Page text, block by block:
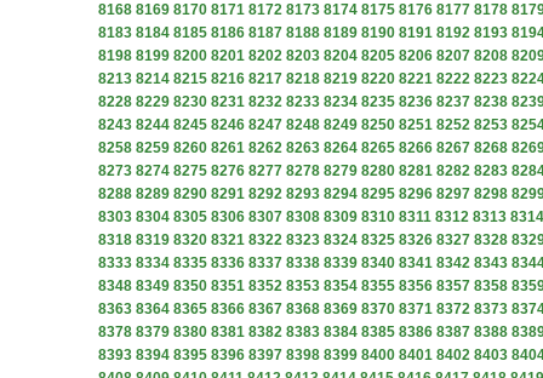
8168 8169 8170 8171 8172 8173 8174 8175 8176 8177 8178
8183 8184 8185 8186 8187 8188 8189 8190 8191 8192 8193
8198 8199 8200 8201 8202 8203 8204 8205 8206 8207 8208
8213 8214 8215 8216 8217 8218 8219 8220 8221 8222 8223
8228 8229 8230 8231 8232 8233 8234 8235 8236 8237 8238
8243 8244 8245 8246 8247 8248 8249 8250 8251 8252 8253
8258 8259 8260 8261 8262 8263 8264 8265 8266 8267 8268
8273 8274 8275 8276 8277 8278 8279 8280 8281 8282 8283
8288 8289 8290 8291 8292 8293 8294 8295 8296 8297 8298
8303 8304 8305 8306 8307 8308 8309 8310 8311 8312 8313 8314
8318 8319 8320 8321 8322 8323 8324 8325 8326 8327 8328
8333 8334 8335 8336 8337 8338 8339 8340 8341 8342 8343
8348 8349 8350 8351 8352 8353 8354 8355 8356 8357 8358
8363 8364 8365 8366 8367 8368 8369 8370 8371 8372 8373
8378 8379 8380 8381 8382 8383 8384 8385 8386 8387 8388
8393 8394 8395 8396 8397 8398 8399 8400 8401 8402 8403